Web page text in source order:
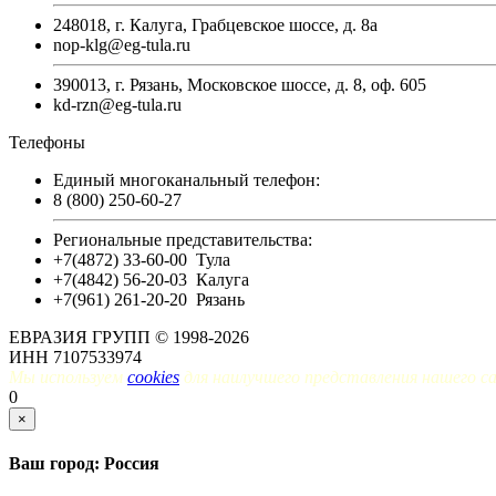
248018, г. Калуга, Грабцевское шоссе, д. 8а
nop-klg@eg-tula.ru
390013, г. Рязань, Московское шоссе, д. 8, оф. 605
kd-rzn@eg-tula.ru
Телефоны
Единый многоканальный телефон:
8 (800) 250-60-27
Региональные представительства:
+7(4872) 33-60-00 Тула
+7(4842) 56-20-03 Калуга
+7(961) 261-20-20 Рязань
ЕВРАЗИЯ ГРУПП © 1998-2026
ИНН 7107533974
Мы используем cookies для наилучшего представления нашего
0
×
Ваш город: Россия